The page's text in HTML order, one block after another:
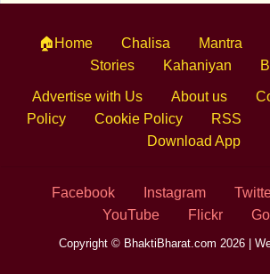
🏠Home Chalisa Mantra
Stories
Kahaniyan
Advertise with Us About us
Policy
Cookie Policy RSS
Download App
Facebook Instagram
YouTube
Flickr
Copyright © BhaktiBharat.com 2026 |